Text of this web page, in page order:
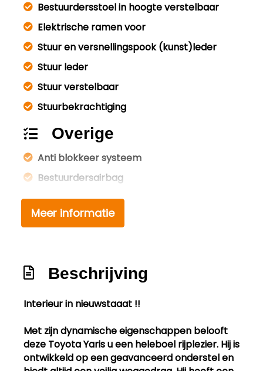
Bestuurdersstoel in hoogte verstelbaar
Elektrische ramen voor
Stuur en versnellingspook (kunst)leder
Stuur leder
Stuur verstelbaar
Stuurbekrachtiging
Overige
Anti blokkeer systeem
Bestuurdersairbag
Brake assist system
Elektronische remkrachtverdeling
Knie airbag(s)
Passagiersairbag
Exterieur
Meer informatie
Beschrijving
Interieur in nieuwstaaat !!
Met zijn dynamische eigenschappen belooft
deze Toyota Yaris u een heleboel rijplezier. Hij is
ontwikkeld op een geavanceerd onderstel en